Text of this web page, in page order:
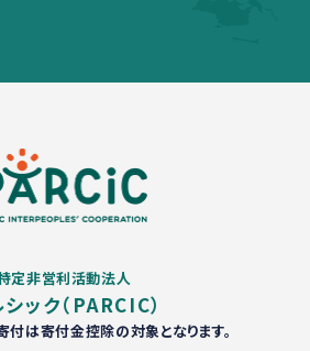
定非営利活動法人
ック（PARCIC）
付は寄付金控除の対象となります。